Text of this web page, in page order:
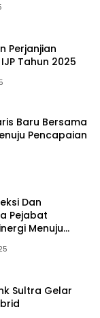
Perjanjian
Tahun 2025
Baru Bersama
Pencapaian
Dan
Pejabat
Menuju
Sultra Gelar